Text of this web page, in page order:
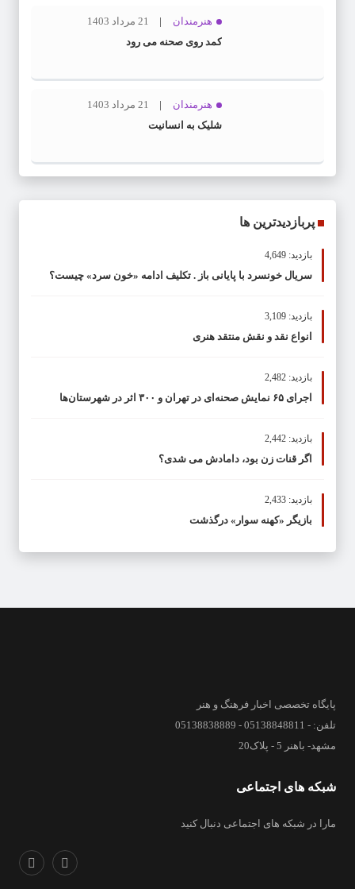
هنرمندان
21 مرداد 1403
کمد روی صحنه می رود
هنرمندان
21 مرداد 1403
شلیک به انسانیت
پربازدیدترین ها
بازدید: 4,649
سریال خونسرد با پایانی باز . تکلیف ادامه «خون سرد» چیست؟
بازدید: 3,109
انواع نقد و نقش منتقد هنری
بازدید: 2,482
اجرای ۶۵ نمایش صحنه‌ای در تهران و ۳۰۰ اثر در شهرستان‌ها
بازدید: 2,442
اگر قنات زن بود، دامادش می شدی؟
بازدید: 2,433
بازیگر «کهنه سوار» درگذشت
پایگاه تخصصی اخبار فرهنگ و هنر
تلفن: - 05138848811 - 05138838889
مشهد- باهنر 5 - پلاک20
شبکه های اجتماعی
مارا در شبکه های اجتماعی دنبال کنید